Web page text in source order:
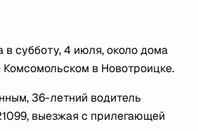
субботу, 4 июля, около дома
в Новотроицке.
36-летний водитель
выезжая с прилегающей